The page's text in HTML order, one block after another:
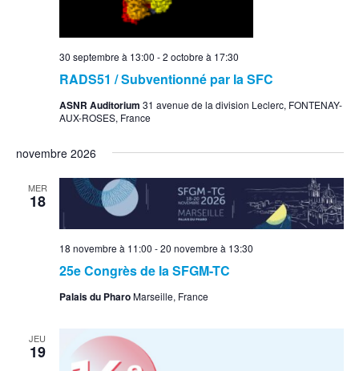
RADS51 / Subventionné par la SFC
30 septembre à 13:00 -2 octobre à 17:30
ASNR Auditorium 31 avenue de la division Leclerc, FONTENAY-
AUX-ROSES, France
novembre 2026
MER
18
25e Congrès de la SFGM-TC
18 novembre à 11:00 -20 novembre à 13:30
Palais du PharoMarseille, France
JEU
19